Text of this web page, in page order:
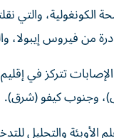
وجنوب كيفو (شرق).